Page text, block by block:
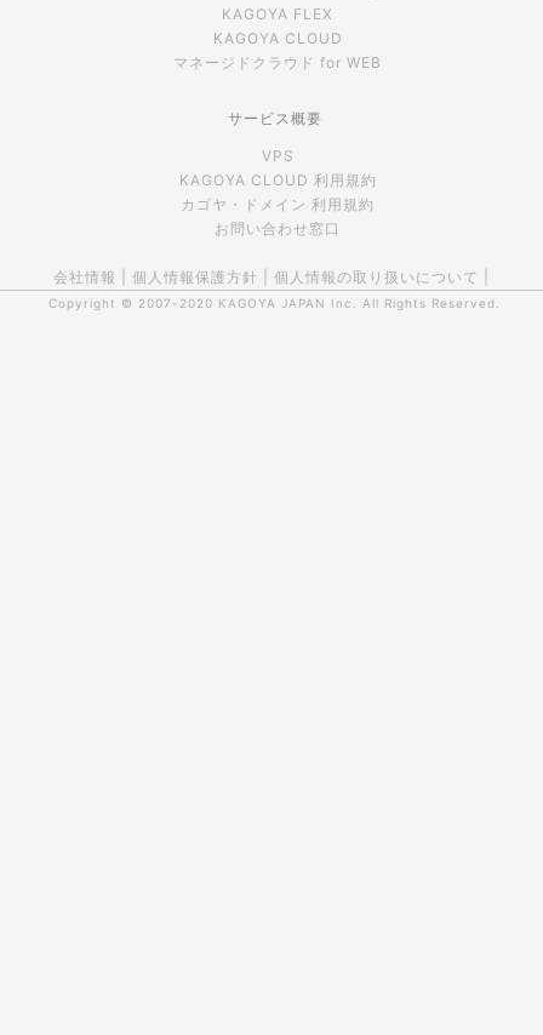
KAGOYA FLEX
KAGOYA CLOUD
マネージドクラウド for WEB
サービス概要
VPS
KAGOYA CLOUD 利用規約
カゴヤ・ドメイン 利用規約
お問い合わせ窓口
会社情報 個人情報保護方針 個人情報の取り扱いについて
Copyright © 2007-2020 KAGOYA JAPAN Inc. All Rights Reserved.